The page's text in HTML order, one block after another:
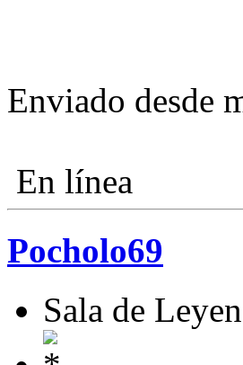
Enviado desde
En línea
Pocholo69
Sala de